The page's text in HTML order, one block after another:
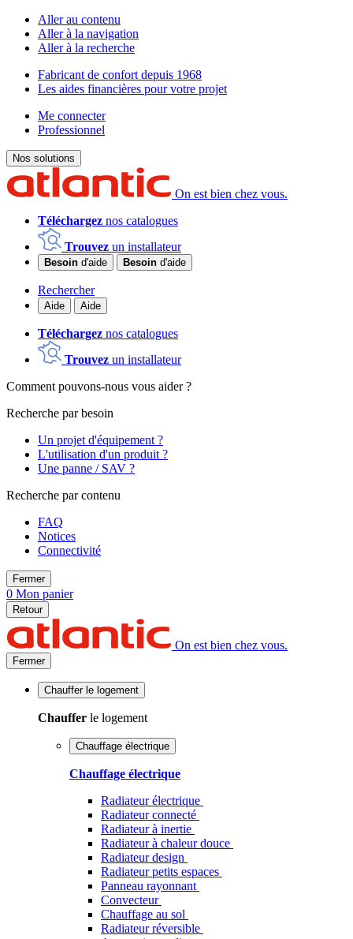
Aller au contenu
Aller à la navigation
Aller à la recherche
Fabricant de confort depuis 1968
Les aides financières pour votre projet
Me connecter
Professionnel
Nos solutions
On est bien chez vous.
Téléchargez nos catalogues
Trouvez un installateur
Besoin d'aide Besoin d'aide
Rechercher
Aide Aide
Téléchargez nos catalogues
Trouvez un installateur
Comment pouvons-nous vous aider ?
Recherche par besoin
Un projet d'équipement ?
L'utilisation d'un produit ?
Une panne / SAV ?
Recherche par contenu
FAQ
Notices
Connectivité
Fermer
0 Mon panier
Retour
On est bien chez vous.
Fermer
Chauffer le logement
Chauffer le logement
Chauffage électrique
Chauffage électrique
Radiateur électrique
Radiateur connecté
Radiateur à inertie
Radiateur à chaleur douce
Radiateur design
Radiateur petits espaces
Panneau rayonnant
Convecteur
Chauffage au sol
Radiateur réversible